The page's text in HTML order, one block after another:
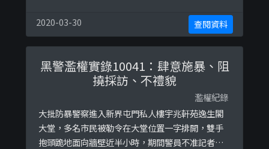
2020-03-30 查閱資料
黑警濫權實錄10041：肆意施暴、阻
撓採訪、不禮貌
濫權紀錄
大批防暴警察進入新界屯門私人樓宇兆軒苑逸生閣
大堂，多名市民被勒令在大堂位置一字排開，雙手
抱頭跪地面向牆壁近半小時，期間警員不准記者入